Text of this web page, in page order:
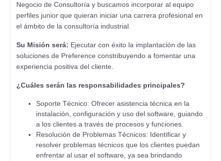
Negocio de Consultoría y buscamos incorporar al equipo
perfiles junior que quieran iniciar una carrera profesional en
el ámbito de la consultoría industrial.
Su Misión será: Ejecutar con éxito la implantación de las
soluciones de Preference constribuyendo a fomentar una
experiencia positiva del cliente.
¿Cuáles serán las responsabilidades principales?
Soporte Técnico: Ofrecer asistencia técnica en la
instalación, configuración y uso del software, guiando
a los clientes a través de procesos y funciones.
Resolución de Problemas Técnicos: Identificar y
resolver problemas técnicos que los clientes puedan
enfrentar al usar el software, ya sea brindando